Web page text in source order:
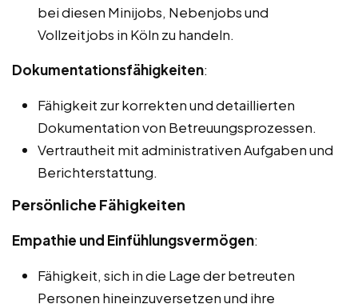
bei diesen Minijobs, Nebenjobs und
Vollzeitjobs in Köln zu handeln.
Dokumentationsfähigkeiten:
Fähigkeit zur korrekten und detaillierten
Dokumentation von Betreuungsprozessen.
Vertrautheit mit administrativen Aufgaben und
Berichterstattung.
Persönliche Fähigkeiten
Empathie und Einfühlungsvermögen:
Fähigkeit, sich in die Lage der betreuten
Personen hineinzuversetzen und ihre